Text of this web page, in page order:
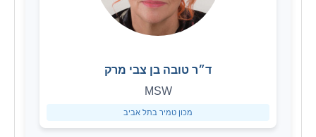
ד״ר טובה בן צבי מרק
MSW
מכון טמיר בתל אביב